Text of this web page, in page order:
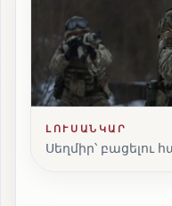
ԼՈՒՍԱՆԿԱՐ
Սեղմիր՝ բացելու